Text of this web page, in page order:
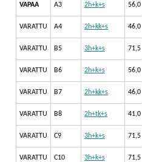
VAPAA A3 2h+k+s 56,0
VARATTU A4 2h+kk+s 46,0
VARATTU B5 3h+k+s 71,5
VARATTU B6 2h+k+s 56,0
VARATTU B7 2h+kk+s 46,0
VARATTU B8 2h+tk+s 41,0
VARATTU C9 3h+k+s 71,5
VARATTU C10 3h+k+s 71,5